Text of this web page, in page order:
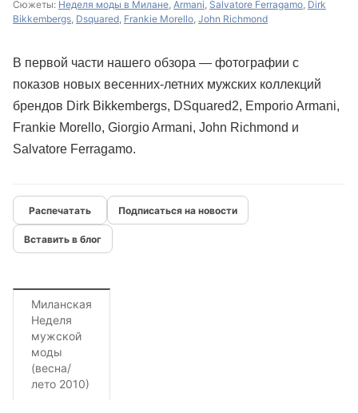
Сюжеты: Неделя моды в Милане, Armani, Salvatore Ferragamo, Dirk
Bikkembergs, Dsquared, Frankie Morello, John Richmond
В первой части нашего обзора — фотографии с
показов новых весенних-летних мужских коллекций
брендов Dirk Bikkembergs, DSquared2, Emporio Armani,
Frankie Morello, Giorgio Armani, John Richmond и
Salvatore Ferragamo.
Подписаться на новости
Вставить в блог
Миланская
Неделя
мужской
моды
(весна/
лето 2010)